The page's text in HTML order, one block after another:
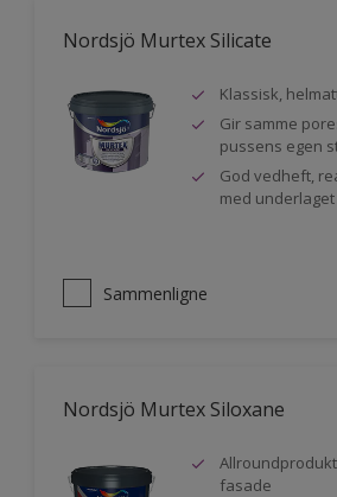
Nordsjö Murtex Silicate
Klassisk,
Gir samme
pussens egen
God vedheft,
med underlaget
Sammenligne
Nordsjö Murtex Siloxane
fasade